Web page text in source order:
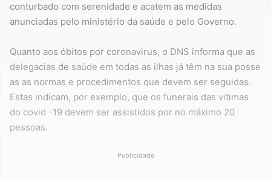
conturbado com serenidade e acatem as medidas
anunciadas pelo ministério da saúde e pelo Governo.
Quanto aos óbitos por coronavirus, o DNS informa que as
delegacias de saúde em todas as ilhas já têm na sua posse
as as normas e procedimentos que devem ser seguidas.
Estas indicam, por exemplo, que os funerais das vitimas
do covid -19 devem ser assistidos por no máximo 20
pessoas.
Publicidade